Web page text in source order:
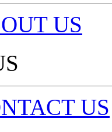
US
US